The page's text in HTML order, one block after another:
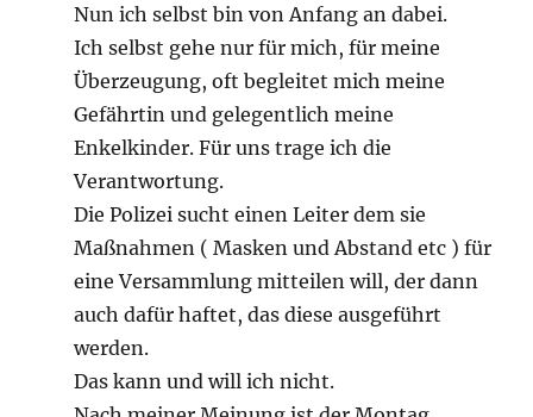
Nun ich selbst bin von Anfang an dabei.
Ich selbst gehe nur für mich, für meine
Überzeugung, oft begleitet mich meine
Gefährtin und gelegentlich meine
Enkelkinder. Für uns trage ich die
Verantwortung.
Die Polizei sucht einen Leiter dem sie
Maßnahmen ( Masken und Abstand etc ) für
eine Versammlung mitteilen will, der dann
auch dafür haftet, das diese ausgeführt
werden.
Das kann und will ich nicht.